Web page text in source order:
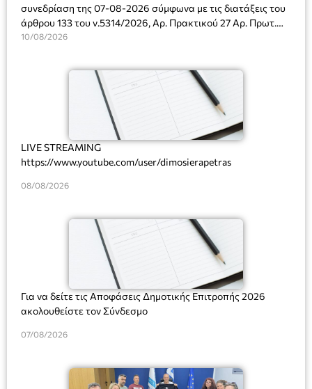
συνεδρίαση της 07-08-2026 σύμφωνα με τις διατάξεις του
άρθρου 133 του ν.5314/2026, Αρ. Πρακτικού 27 Αρ. Πρωτ.
Πρόσκλησης: 10817/03-08-2026
10/08/2026
LIVE STREAMING
https://www.youtube.com/user/dimosierapetras
08/08/2026
Για να δείτε τις Αποφάσεις Δημοτικής Επιτροπής 2026
ακολουθείστε τον Σύνδεσμο
07/08/2026